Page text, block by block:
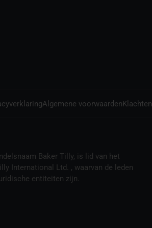
Algemene voorwaardenKlachten
Baker Tilly, is lid van het
International Ltd. , waarvan de leden
entiteiten zijn.